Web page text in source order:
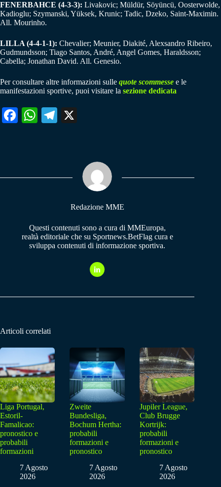
FENERBAHCE (4-3-3): Livakovic; Müldür, Söyüncü, Oosterwolde,
Kadioglu; Szymanski, Yüksek, Krunic; Tadic, Dzeko, Saint-Maximin.
All. Mourinho.
LILLA (4-4-1-1): Chevalier; Meunier, Diakité, Alexsandro Ribeiro,
Gudmundsson; Tiago Santos, André, Angel Gomes, Haraldsson;
Cabella; Jonathan David. All. Genesio.
Per consultare altre informazioni sulle quote scommesse e le
manifestazioni sportive, puoi visitare la sezione dedicata
Fa W
pp
Te
m
Redazione MME
Questi contenuti sono a cura di MMEuropa,
realtà editoriale che su Sportnews.BetFlag cura e
sviluppa contenuti di informazione sportiva.
Articoli correlati
Liga Portugal,
Estoril-
Famalicao:
pronostico e
probabili
formazioni
7 Agosto
2026
Zweite
Bundesliga,
Bochum Hertha:
probabili
formazioni e
pronostico
7 Agosto
2026
Jupiler League,
Club Brugge
Kortrijk:
probabili
formazioni e
pronostico
7 Agosto
2026